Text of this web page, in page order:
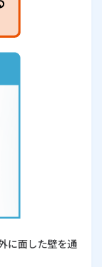
に面した壁を通